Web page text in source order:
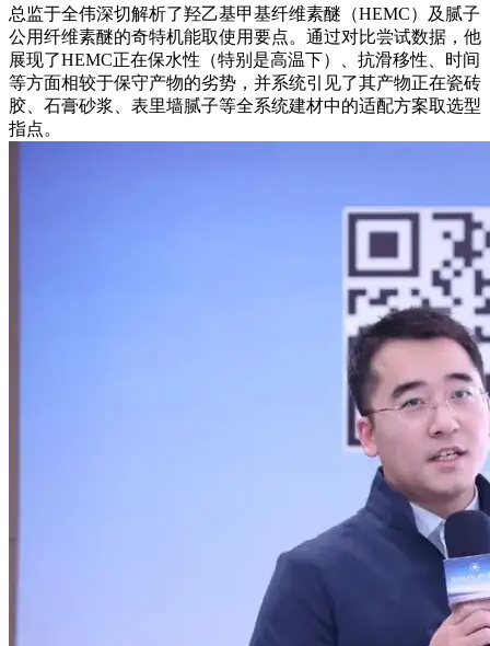
总监于全伟深切解析了羟乙基甲基纤维素醚（HEMC）及腻子
公用纤维素醚的奇特机能取使用要点。通过对比尝试数据，他
展现了HEMC正在保水性（特别是高温下）、抗滑移性、时间
等方面相较于保守产物的劣势，并系统引见了其产物正在瓷砖
胶、石膏砂浆、表里墙腻子等全系统建材中的适配方案取选型
指点。